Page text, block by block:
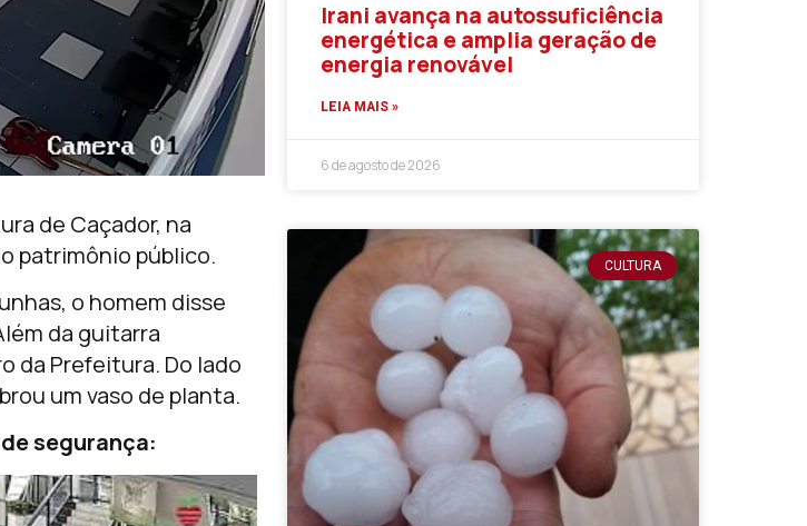
de Caçador, na
patrimônio público.
o homem disse
da guitarra
da Prefeitura. Do lado
um vaso de planta.
segurança:
Irani avança na autossuficiência
energética e amplia geração de
energia renovável
LEIA MAIS »
6 de agosto de 2026
CULTURA